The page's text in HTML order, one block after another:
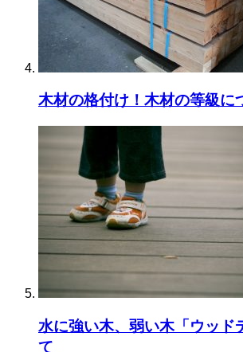
木材の格付け！木材の等級に
水に強い木、弱い木「ウッド
て